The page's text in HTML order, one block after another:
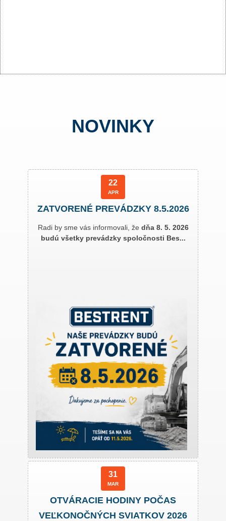
NOVINKY
22
APR
ZATVORENÉ PREVÁDZKY 8.5.2026
Radi by sme vás informovali, že dňa 8. 5. 2026
budú všetky prevádzky spoločnosti Bes...
31
MAR
OTVÁRACIE HODINY POČAS
VEĽKONOČNÝCH SVIATKOV 2026